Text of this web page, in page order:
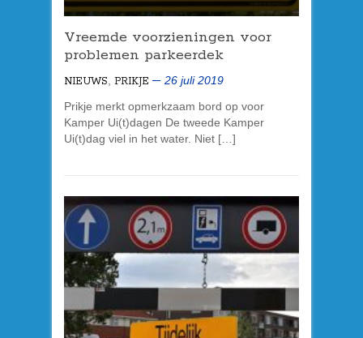
Vreemde voorzieningen voor
problemen parkeerdek
NIEUWS PRIKJE
26 juli 2019
Prikje merkt opmerkzaam bord op voor
Kamper Ui(t)dagen De tweede Kamper
Ui(t)dag viel in het water. Niet […]